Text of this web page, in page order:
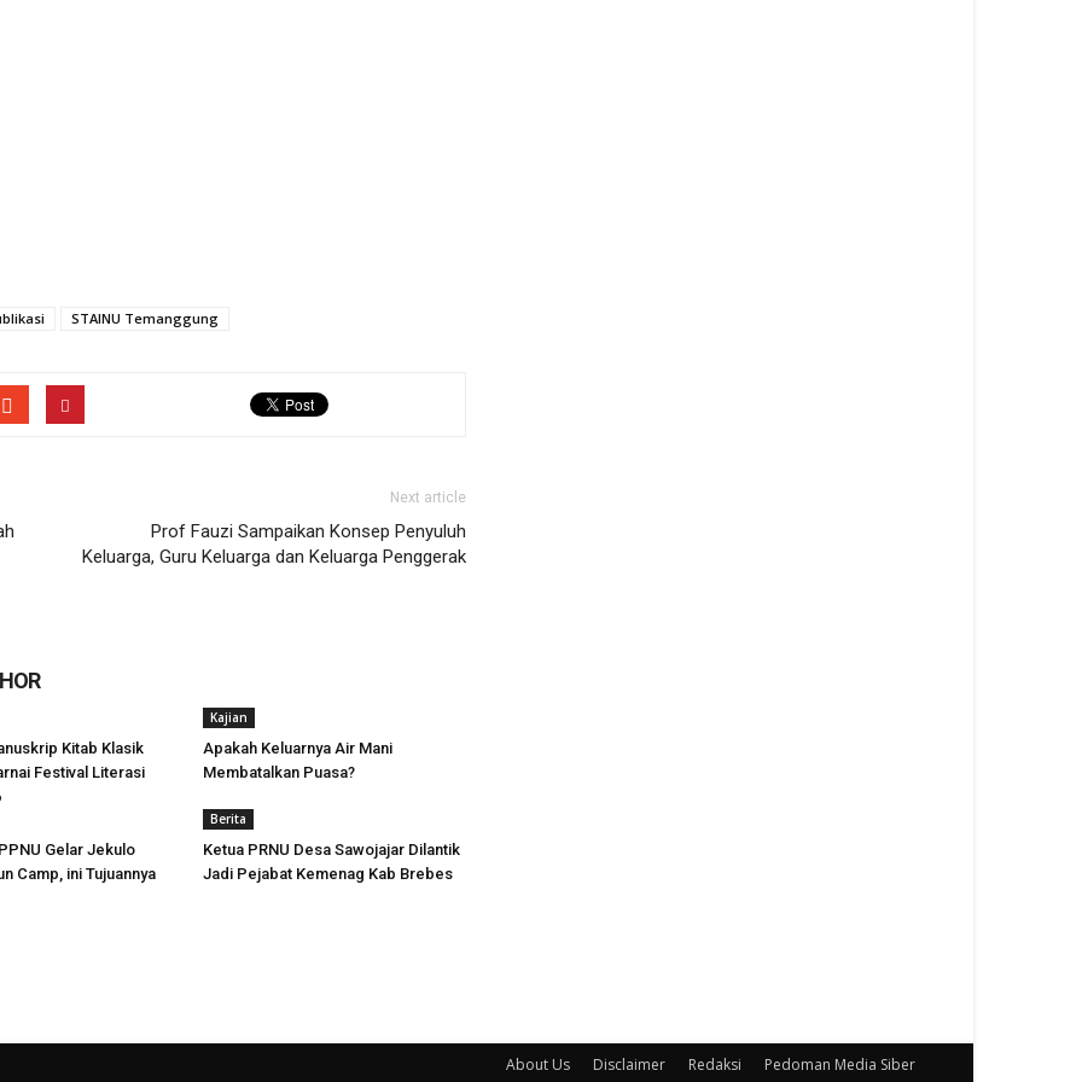
STAINU Temanggung
Next article
Prof Fauzi Sampaikan Konsep Penyuluh
Keluarga, Guru Keluarga dan Keluarga Penggerak
Kitab Klasik
Festival Literasi
Kajian
Apakah Keluarnya Air Mani
Membatalkan Puasa?
Gelar Jekulo
Camp, ini Tujuannya
Berita
Ketua PRNU Desa Sawojajar Dilantik
Jadi Pejabat Kemenag Kab Brebes
About Us Disclaimer Redaksi Pedoman Media Siber